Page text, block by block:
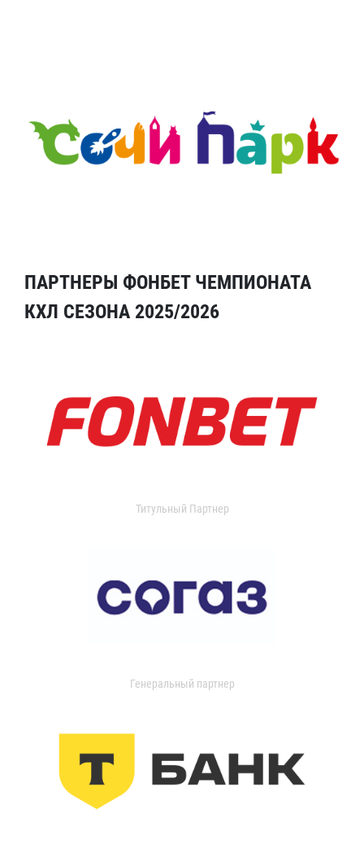
ПАРТНЕРЫ ФОНБЕТ ЧЕМПИОНАТА
КХЛ СЕЗОНА 2025/2026
Титульный Партнер
Генеральный партнер